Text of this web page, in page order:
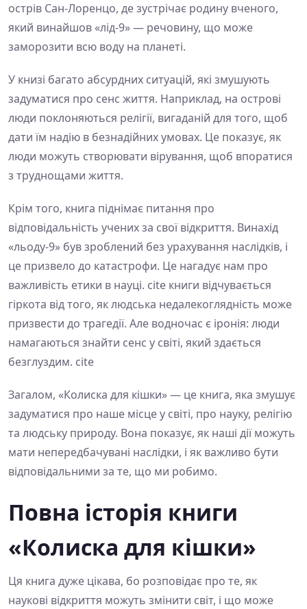
острів Сан-Лоренцо, де зустрічає родину вченого,
який винайшов «лід-9» — речовину, що може
заморозити всю воду на планеті.
У книзі багато абсурдних ситуацій, які змушують
задуматися про сенс життя. Наприклад, на острові
люди поклоняються релігії, вигаданій для того, щоб
дати їм надію в безнадійних умовах. Це показує, як
люди можуть створювати вірування, щоб впоратися
з труднощами життя.
Крім того, книга піднімає питання про
відповідальність учених за свої відкриття. Винахід
«льоду-9» був зроблений без урахування наслідків, і
це призвело до катастрофи. Це нагадує нам про
важливість етики в науці. cite книги відчувається
гіркота від того, як людська недалекоглядність може
призвести до трагедії. Але водночас є іронія: люди
намагаються знайти сенс у світі, який здається
безглуздим. cite
Загалом, «Колиска для кішки» — це книга, яка змушує
задуматися про наше місце у світі, про науку, релігію
та людську природу. Вона показує, як наші дії можуть
мати непередбачувані наслідки, і як важливо бути
відповідальними за те, що ми робимо.
Повна історія книги
«Колиска для кішки»
Ця книга дуже цікава, бо розповідає про те, як
наукові відкриття можуть змінити світ, і що може